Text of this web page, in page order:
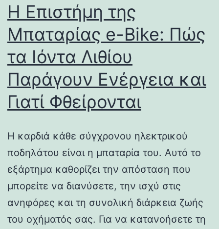
Η Επιστήμη της
Μπαταρίας e-Bike: Πώς
τα Ιόντα Λιθίου
Παράγουν Ενέργεια και
Γιατί Φθείρονται
Η καρδιά κάθε σύγχρονου ηλεκτρικού
ποδηλάτου είναι η μπαταρία του. Αυτό το
εξάρτημα καθορίζει την απόσταση που
μπορείτε να διανύσετε, την ισχύ στις
ανηφόρες και τη συνολική διάρκεια ζωής
του οχήματός σας. Για να κατανοήσετε τη